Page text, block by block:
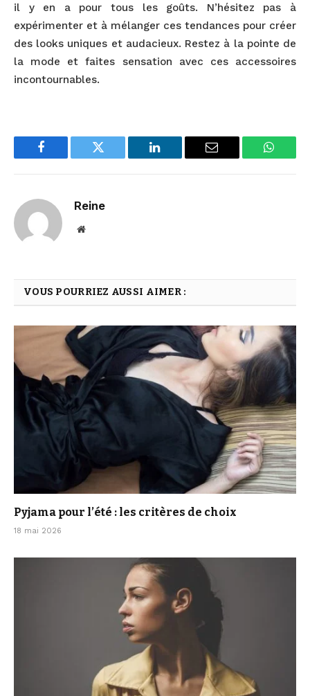
il y en a pour tous les goûts. N’hésitez pas à
expérimenter et à mélanger ces tendances pour créer
des looks uniques et audacieux. Restez à la pointe de
la mode et faites sensation avec ces accessoires
incontournables.
Facebook Twitter LinkedIn Email
Reine
Website
VOUS POURRIEZ AUSSI AIMER :
Pyjama pour l’été : les critères de choix
18 mai 2026